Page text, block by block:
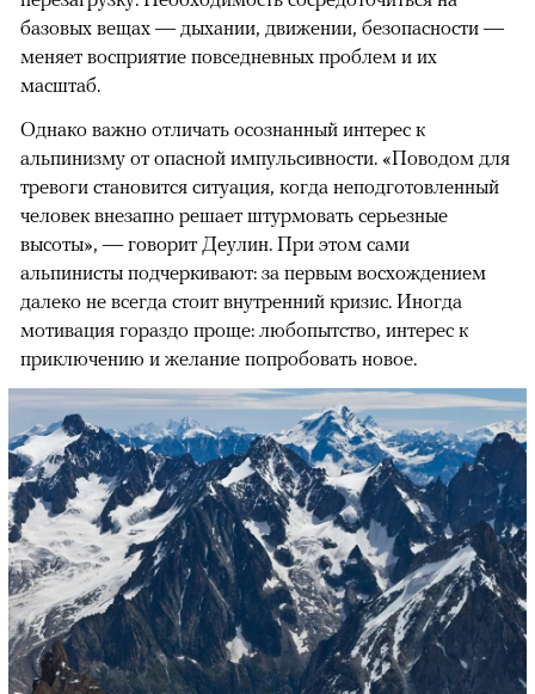
базовых вещах — дыхании, движении, безопасности —
меняет восприятие повседневных проблем и их
масштаб.
Однако важно отличать осознанный интерес к
альпинизму от опасной импульсивности. «Поводом для
тревоги становится ситуация, когда неподготовленный
человек внезапно решает штурмовать серьезные
высоты», — говорит Деулин. При этом сами
альпинисты подчеркивают: за первым восхождением
далеко не всегда стоит внутренний кризис. Иногда
мотивация гораздо проще: любопытство, интерес к
приключению и желание попробовать новое.